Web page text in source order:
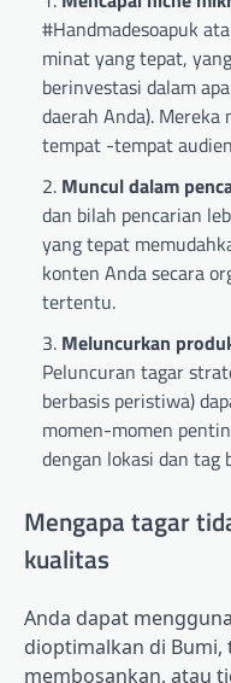
#Handmadesoapuk
minat yang tepat,
berinvestasi dalam
daerah Anda).
tempat -tempat
Muncul dalam
dan bilah pencarian
yang tepat
konten Anda secara
tertentu.
Meluncurkan
Peluncuran tagar
berbasis peristiwa)
momen-momen
dengan lokasi dan tag
Mengapa tagar
kualitas
Anda dapat
dioptimalkan di
membosankan, atau